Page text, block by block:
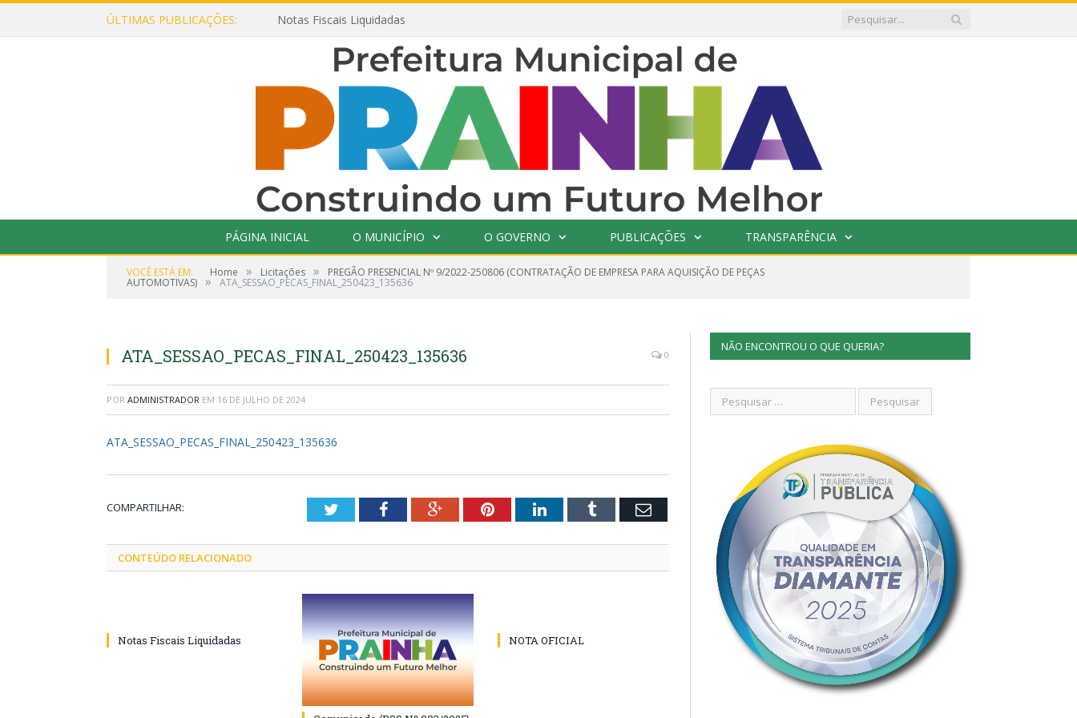
ÚLTIMAS PUBLICAÇÕES: Notas Fiscais Liquidadas
PÁGINA INICIAL O MUNICÍPIO O GOVERNO PUBLICAÇÕES TRANSPARÊNCIA
VOCÊ ESTÁ EM: Home » Licitações » PREGÃO PRESENCIAL Nº 9/2022-250806 (CONTRATAÇÃO DE EMPRESA PARA AQUISIÇÃO DE PEÇAS
AUTOMOTIVAS) » ATA_SESSAO_PECAS_FINAL_250423_135636
ATA_SESSAO_PECAS_FINAL_250423_135636 0
POR ADMINISTRADOR EM 16 DE JULHO DE 2024
ATA_SESSAO_PECAS_FINAL_250423_135636
COMPARTILHAR: TwitterFacebookGoogle+PinterestLinkedInTumblr Email
CONTEÚDO RELACIONADO
Notas Fiscais Liquidadas NOTA OFICIAL
NÃO ENCONTROU O QUE QUERIA?